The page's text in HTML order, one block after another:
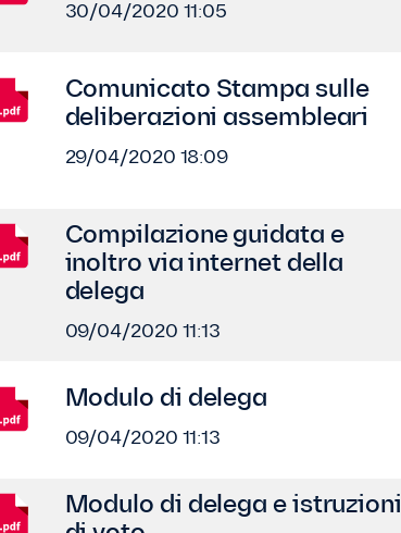
30/04/2020 11:05
Comunicato Stampa sulle
deliberazioni assembleari
29/04/2020 18:09
Compilazione guidata e
inoltro via internet della
delega
09/04/2020 11:13
Modulo di delega
09/04/2020 11:13
Modulo di delega e istruzioni